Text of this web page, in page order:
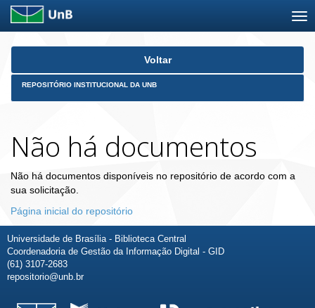
Skip
Voltar
REPOSITÓRIO INSTITUCIONAL DA UNB
Não há documentos
Não há documentos disponíveis no repositório de acordo com a
sua solicitação.
Página inicial do repositório
Universidade de Brasília - Biblioteca Central
Coordenadoria de Gestão da Informação Digital - GID
(61) 3107-2683
repositorio@unb.br